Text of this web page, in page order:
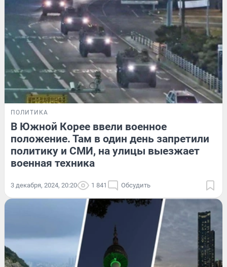
ПОЛИТИКА
В Южной Корее ввели военное
положение. Там в один день запретили
политику и СМИ, на улицы выезжает
военная техника
3 декабря, 2024, 20:20 1 841 Обсудить